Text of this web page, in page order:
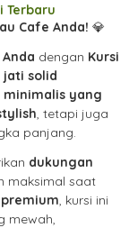
Terbaru
Cafe Anda! 💎
dengan Kursi
jati solid
minimalis yang
, tetapi juga
panjang.
dukungan
maksimal saat
, kursi ini
mewah,